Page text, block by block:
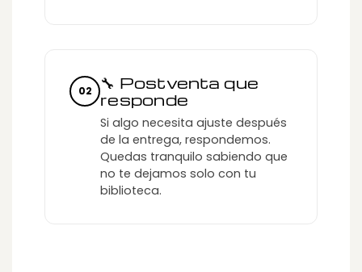
02
🔧 Postventa que
responde
Si algo necesita ajuste después
de la entrega, respondemos.
Quedas tranquilo sabiendo que
no te dejamos solo con tu
biblioteca.